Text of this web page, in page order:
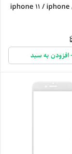
گلس آیفون iphone 11 / iphone
افزودن به سبد